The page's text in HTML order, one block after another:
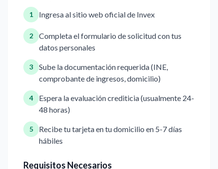
1 Ingresa al sitio web oficial de Invex
2
Completa el formulario de solicitud con tus
datos personales
3
Sube la documentación requerida (INE,
comprobante de ingresos, domicilio)
4
Espera la evaluación crediticia (usualmente 24-
48 horas)
5
Recibe tu tarjeta en tu domicilio en 5-7 días
hábiles
Requisitos Necesarios